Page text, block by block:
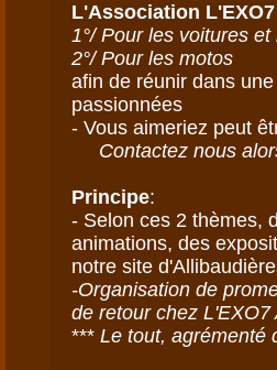
L'Association L'EXO7
1°/ Pour les voitures
2°/ Pour les motos
afin de réunir dans
passionnées
- Vous aimeriez peut
Contactez nous
Principe:
- Selon ces 2 thèmes,
animations, des
-Organisation de
de retour chez L'EXO7
***